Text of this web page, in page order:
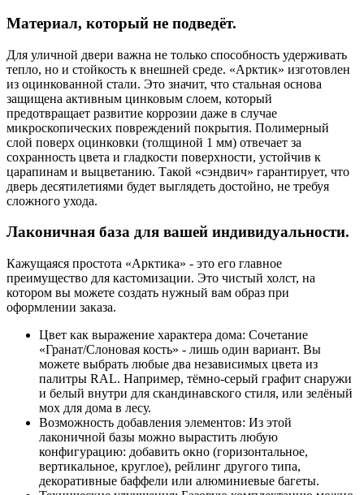
Материал, который не подведёт.
Для уличной двери важна не только способность удерживать
тепло, но и стойкость к внешней среде. «Арктик» изготовлен
из оцинкованной стали. Это значит, что стальная основа
защищена активным цинковым слоем, который
предотвращает развитие коррозии даже в случае
микроскопических повреждений покрытия. Полимерный
слой поверх оцинковки (толщиной 1 мм) отвечает за
сохранность цвета и гладкости поверхности, устойчив к
царапинам и выцветанию. Такой «сэндвич» гарантирует, что
дверь десятилетиями будет выглядеть достойно, не требуя
сложного ухода.
Лаконичная база для вашей индивидуальности.
Кажущаяся простота «Арктика» - это его главное
преимущество для кастомизации. Это чистый холст, на
котором вы можете создать нужный вам образ при
оформлении заказа.
Цвет как выражение характера дома: Сочетание
«Гранат/Слоновая кость» - лишь один вариант. Вы
можете выбрать любые два независимых цвета из
палитры RAL. Например, тёмно-серый графит снаружи
и белый внутри для скандинавского стиля, или зелёный
мох для дома в лесу.
Возможность добавления элементов: Из этой
лаконичной базы можно вырастить любую
конфигурацию: добавить окно (горизонтальное,
вертикальное, круглое), рейлинг другого типа,
декоративные баффели или алюминиевые багеты.